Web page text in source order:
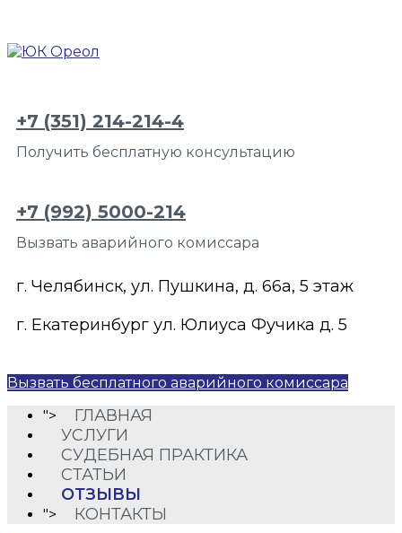
+7 (351) 214-214-4
Получить бесплатную консультацию
+7 (992) 5000-214
Вызвать аварийного комиссара
г. Челябинск, ул. Пушкина, д. 66а, 5 этаж
г. Екатеринбург ул. Юлиуса Фучика д. 5
Вызвать бесплатного аварийного комиссара
">
ГЛАВНАЯ
УСЛУГИ
СУДЕБНАЯ ПРАКТИКА
СТАТЬИ
ОТЗЫВЫ
"> КОНТАКТЫ